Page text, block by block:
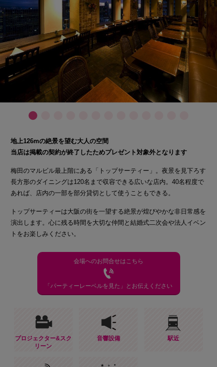
地上126mの絶景を望む大人の空間
当店は掲載の契約が終了したためプレゼント対象外となります
梅田のマルビル最上階にある「トップサーティー」。夜景を見下ろす
長方形のダイニングは120名まで収容できる広いな店内。40名程度で
あれば、店内の一部を部分貸切として使うこともできる。
トップサーティーは大阪の街を一望する絶景が煌びやかな非日常感を
演出します。心に残る時間を大切な仲間と結婚式二次会や法人イベン
トをお楽しみください。
会場へのお問合せはこちら
「パーティーレーベルを見た」とお伝えください
プロジェクター&スク
リーン
音響設備 駅近